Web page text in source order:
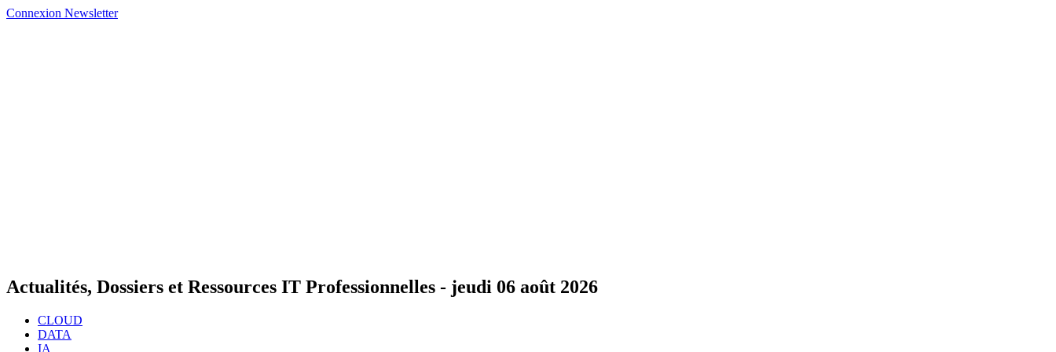
Connexion Newsletter
Actualités, Dossiers et Ressources IT Professionnelles - jeudi 06 août 2026
CLOUD
DATA
IA